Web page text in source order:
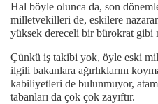
Hal böyle olunca da, son
milletvekilleri de, eskilere
yüksek dereceli bir bürokrat gibi
Çünkü iş takibi yok, öyle eski
ilgili bakanlara ağırlıklarını
kabiliyetleri de bulunmuyor,
tabanları da çok çok zayıftır.